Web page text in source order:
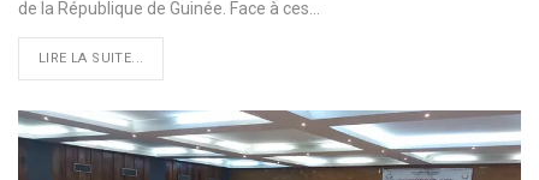
de la République de Guinée. Face à ces
LIRE LA SUITE...